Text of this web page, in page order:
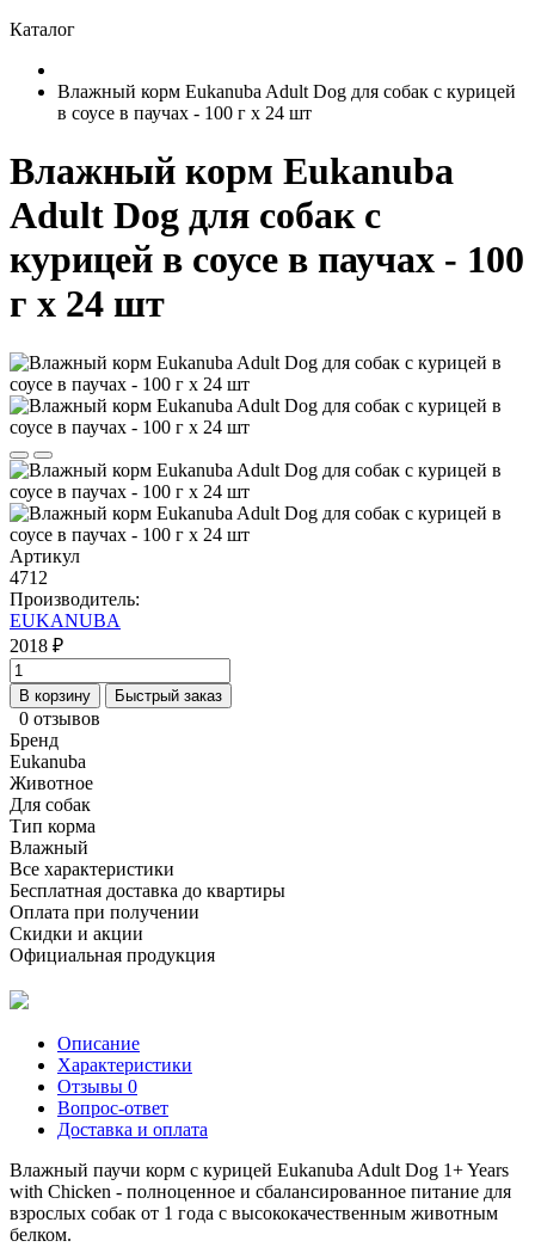
Каталог
Влажный корм Eukanuba Adult Dog для собак с курицей
в соусе в паучах - 100 г х 24 шт
Влажный корм Eukanuba
Adult Dog для собак с
курицей в соусе в паучах - 100
г х 24 шт
Артикул
4712
Производитель:
EUKANUBA
2018 ₽
В корзину Быстрый заказ
0 отзывов
Бренд
Eukanuba
Животное
Для собак
Тип корма
Влажный
Все характеристики
Бесплатная доставка до квартиры
Оплата при получении
Скидки и акции
Официальная продукция
Описание
Характеристики
Отзывы 0
Вопрос-ответ
Доставка и оплата
Влажный паучи корм с курицей Eukanuba Adult Dog 1+ Years
with Chicken - полноценное и сбалансированное питание для
взрослых собак от 1 года с высококачественным животным
белком.